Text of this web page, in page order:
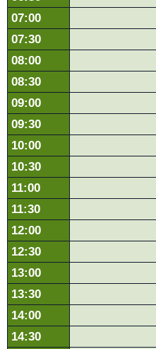
07:00
07:30
08:00
08:30
09:00
09:30
10:00
10:30
11:00
11:30
12:00
12:30
13:00
13:30
14:00
14:30